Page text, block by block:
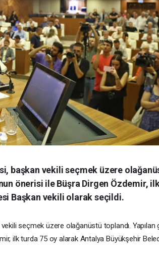
başkan vekili seçmek üzere
önerisi ile Büşra Dirgen Özdemir,
Başkan vekili olarak seçildi.
seçmek üzere olağanüstü toplandı. Yapılan
ilk turda 75 oy alarak Antalya Büyükşehir